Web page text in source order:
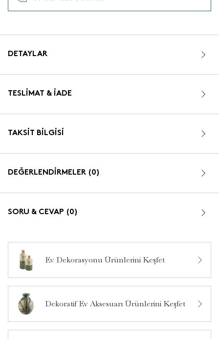
DETAYLAR
TESLIMAT & İADE
TAKSIT BILGISI
DEĞERLENDİRMELER (0)
SORU & CEVAP (0)
Bu ürün hakkında daha önce hiç soru sorulmamış.
Ev Dekorasyonu Ürünlerini Keşfet
Dekoratif Ev Aksesuarı Ürünlerini Keşfet